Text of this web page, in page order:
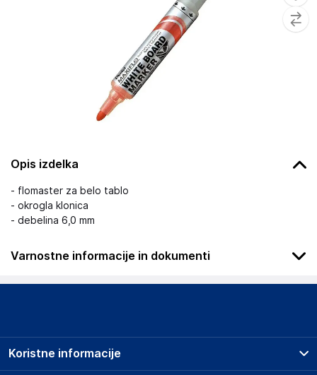
Opis izdelka
- flomaster za belo tablo
- okrogla klonica
- debelina 6,0 mm
Varnostne informacije in dokumenti
Podatki o proizvajalcu
Grupa MND Sp. z o.o.
Koristne informacije